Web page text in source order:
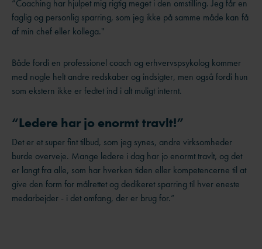
“Coaching har hjulpet mig rigtig meget i den omstilling. Jeg får en
faglig og personlig sparring, som jeg ikke på samme måde kan få
af min chef eller kollega."
Både fordi en professionel coach og erhvervspsykolog kommer
med nogle helt andre redskaber og indsigter, men også fordi hun
som ekstern ikke er fedtet ind i alt muligt internt.
“Ledere har jo enormt travlt!”
Det er et super fint tilbud, som jeg synes, andre virksomheder
burde overveje. Mange ledere i dag har jo enormt travlt, og det
er langt fra alle, som har hverken tiden eller kompetencerne til at
give den form for målrettet og dedikeret sparring til hver eneste
medarbejder - i det omfang, der er brug for.”